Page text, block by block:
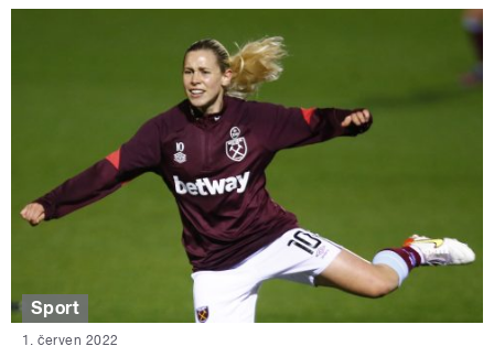
Sport
1. červen 2022